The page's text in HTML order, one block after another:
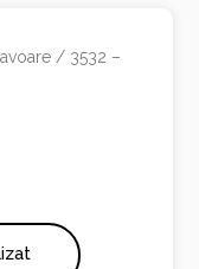
/ 3532 –